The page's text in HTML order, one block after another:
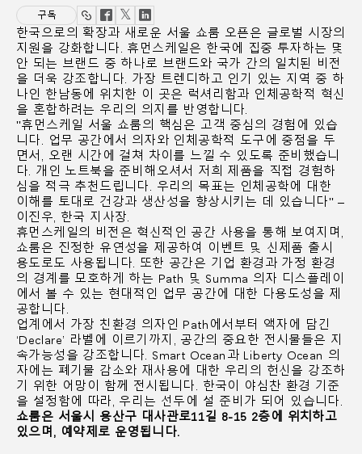
Opens
to
Facebook
Opens
to
Twitter
Opens
to
Linkedin
Opens
to
Instagram
Opens
to
Humanscale
Blog
Opens
to
Pinterest
Opens
to
YouTube
한국으로의 확장과 새로운 서울 쇼룸 오픈은 글로벌 시장의
지원을 강화합니다. 휴먼스케일은 한국에 집중 투자하는 몇
안 되는 브랜드 중 하나로 브랜드와 국가 간의 일치된 비전
을 더욱 강조합니다. 가장 트렌디하고 인기 있는 지역 중 하
나인 한남동에 위치한 이 곳은 럭셔리함과 인체공학적 혁신
을 혼합하려는 우리의 의지를 반영합니다.
"휴먼스케일 서울 쇼룸의 핵심은 고객 중심의 경험에 있습
니다. 업무 공간에서 의자와 인체공학적 도구에 중점을 두
면서, 오랜 시간에 걸쳐 차이를 느낄 수 있도록 준비했습니
다. 개인 노트북을 준비해오셔서 저희 제품을 직접 경험하
심을 적극 추천드립니다. 우리의 목표는 인체공학에 대한
이해를 토대로 건강과 생산성을 향상시키는 데 있습니다" –
이진우, 한국 지사장.
휴먼스케일의 비전은 혁신적인 공간 사용을 통해 보여지며,
쇼룸은 진정한 유연성을 제공하여 이벤트 및 신제품 출시
용도로도 사용됩니다. 또한 공간은 기업 환경과 가정 환경
의 경계를 모호하게 하는 Path 및 Summa 의자 디스플레이
에서 볼 수 있는 현대적인 업무 공간에 대한 다용도성을 제
공합니다.
업계에서 가장 친환경 의자인 Path에서부터 액자에 담긴
‘Declare’ 라벨에 이르기까지, 공간의 중요한 전시물들은 지
속가능성을 강조합니다. Smart Ocean과 Liberty Ocean 의
자에는 폐기물 감소와 재사용에 대한 우리의 헌신을 강조하
기 위한 어망이 함께 전시됩니다. 한국이 야심찬 환경 기준
을 설정함에 따라, 우리는 선두에 설 준비가 되어 있습니다.
쇼룸은 서울시 용산구 대사관로11길 8-15 2층에 위치하고
있으며, 예약제로 운영됩니다.
구독
Facebook
(opens
new
window)
Twitter
(opens
new
window)
Linkedin
(opens
new
window)